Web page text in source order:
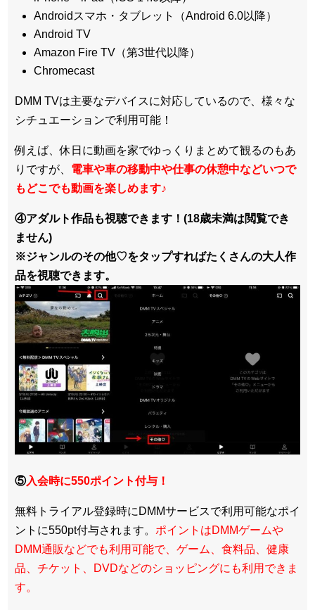
Androidスマホ・タブレット（Android 6.0以降）
Android TV
Amazon Fire TV（第3世代以降）
Chromecast
DMM TVは主要なデバイスに対応しているので、 様々な
シチュエーションで利用可能！
例えば、休日に動画を家でゆっくりまとめて観るのもあ
りですが、 電車や車の移動中や仕事の休憩中などいつで
もどこでも動画を楽しめます♪
④アダルト作品も視聴できます！(18歳未満は閲覧でき
ません)
※ジャンルのその他♡をタップすればたくさんの大人作
品を視聴できます。
⑤入会時に550ポイント付与！
無料トライアル登録時にDMMサービスで利用可能なポイ
ントに550pt付与されます。 ポイントはDMMゲームや
DMM通販などでも利用可能で、ゲーム、食料品、健康
品、チケット、DVDなどのショッピングにも利用できま
す。